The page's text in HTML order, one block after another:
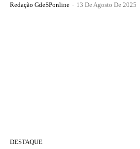
Redação GdeSPonline - 13 De Agosto De 2025
DESTAQUE